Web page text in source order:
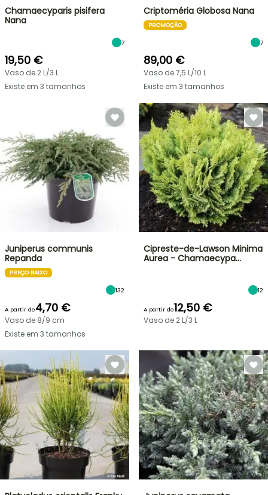
Chamaecyparis pisifera
Nana
7
19,50 €
Vaso de 2 L/3 L
Existe em 3 tamanhos
Criptoméria Globosa Nana
PROMOÇÃO
7
89,00 €
Vaso de 7,5 L/10 L
Existe em 3 tamanhos
Juniperus communis
Repanda
PREÇO BAIXO
132
A partir de4,70 €
Vaso de 8/9 cm
Existe em 3 tamanhos
Cipreste-de-Lawson Minima
Aurea - Chamaecypa…
12
A partir de12,50 €
Vaso de 2 L/3 L